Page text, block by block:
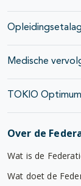
Medische
TOKIO
Over de
Wat is de
Wat doet de